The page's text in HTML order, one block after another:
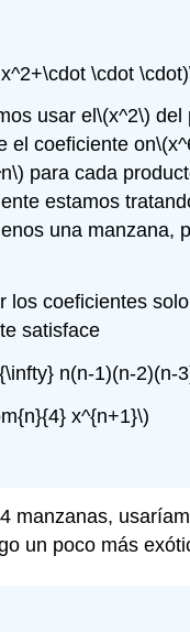
\cdot
usar el\(x^2\) del
el coeficiente on
para cada
estamos
una manzana,
los coeficientes
satisface
n(n-1)(n-2)(n-
x^{n+1}\)
manzanas,
un poco más